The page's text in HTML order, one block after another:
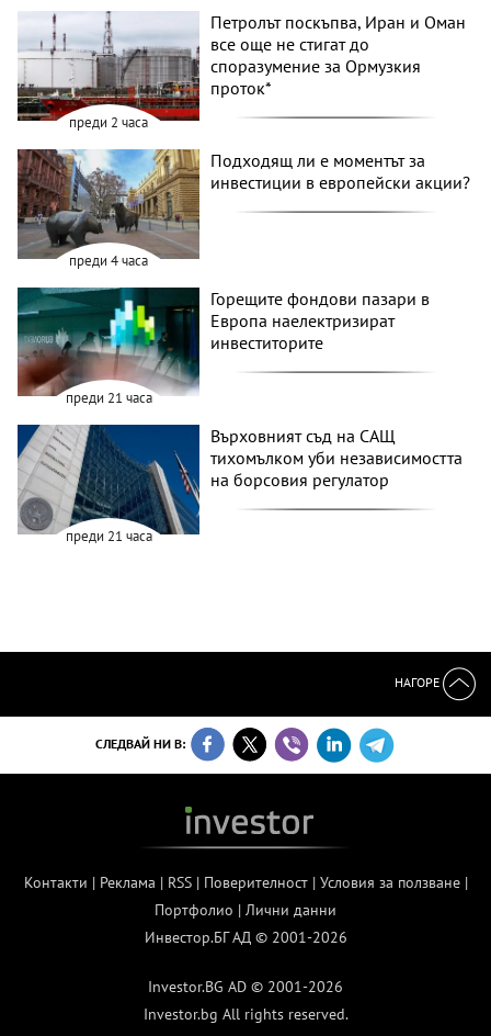
преди 2 часа
Петролът поскъпва, Иран и Оман
все още не стигат до
споразумение за Ормузкия
проток*
преди 4 часа
Подходящ ли е моментът за
инвестиции в европейски акции?
преди 21 часа
Горещите фондови пазари в
Европа наелектризират
инвеститорите
преди 21 часа
Върховният съд на САЩ
тихомълком уби независимостта
на борсовия регулатор
НАГОРЕ
СЛЕДВАЙ НИ В:
Контакти | Реклама | RSS| Поверителност| Условия за ползване|
Портфолио | Лични данни
Инвестор.БГ АД © 2001-2026
Investor.BG AD © 2001-2026
Investor.bg All rights reserved.